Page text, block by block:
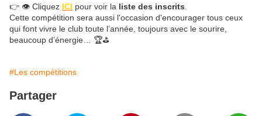
👉 👁️ Cliquez ICI pour voir la liste des inscrits
Cette compétition sera aussi l'occasion d'encourager tous ceux
qui font vivre le club toute l’année, toujours avec le sourire,
beaucoup d’énergie…
🏆⛳
#Les compétitions
Partager